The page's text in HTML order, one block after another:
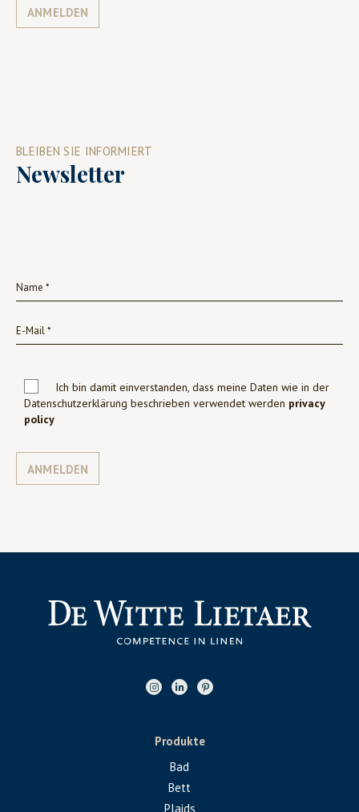
ANMELDEN
BLEIBEN SIE INFORMIERT
Newsletter
Ich bin damit einverstanden, dass meine Daten wie in der
Datenschutzerklärung beschrieben verwendet werden privacy
policy
ANMELDEN
Produkte
Bad
Bett
Plaids